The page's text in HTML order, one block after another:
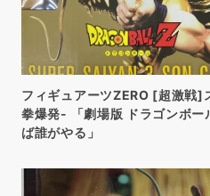
フィギュアーツZERO [超激戦
拳爆発- 「劇場版 ドラゴンボ
ば誰がやる」